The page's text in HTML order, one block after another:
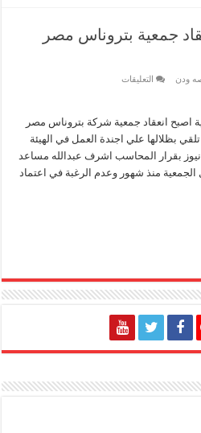
جمعية بتروناس مصر
ودن التعليقاتعلى
انعقاد
جمعية
بتروناس
مصر
للزيوت
مغلقة
اصبح انعقاد جمعية شركة بتروناس مصر
بظلالها علي اجندة العمل في الهيئة
نيوز بقرار المحاسب اشرف عبدالله مساعد
الجمعية منذ شهور وعدم الرغبة في اعتماد